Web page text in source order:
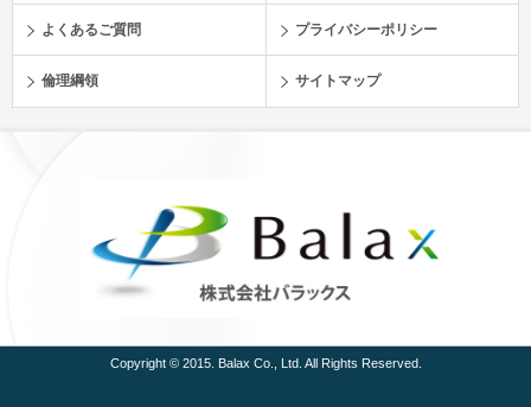
よくあるご質問 プライバシーポリシー
倫理綱領 サイトマップ
Copyright © 2015. Balax Co., Ltd. All Rights Reserved.